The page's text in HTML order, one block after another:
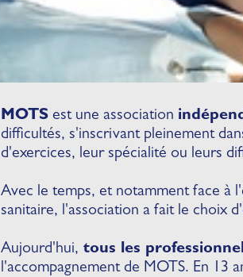
MOTS est une association
difficultés, s'inscrivant pleinement
d'exercices, leur spécialité ou leurs
Avec le temps, et notamment face à
sanitaire, l'association a fait le choix
Aujourd'hui, tous les
l'accompagnement de MOTS. En 13